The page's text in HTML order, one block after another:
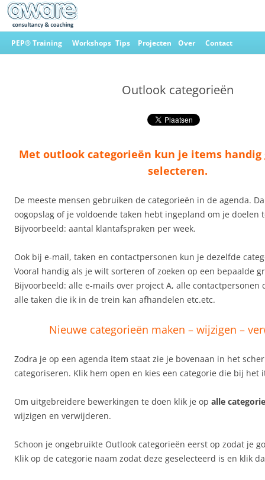
Ga
naar
PEP® Training Workshops Tips Projecten Over Contact
Outlook categorieën
Met outlook categorieën kun je items handig
selecteren.
De meeste mensen gebruiken de categorieën in de agenda.
oogopslag of je voldoende taken hebt ingepland om je doelen
Bijvoorbeeld: aantal klantafspraken per week.
Ook bij e-mail, taken en contactpersonen kun je dezelfde
Vooral handig als je wilt sorteren of zoeken op een bepaalde
Bijvoorbeeld: alle e-mails over project A, alle contactpersonen
alle taken die ik in de trein kan afhandelen etc.etc.
Nieuwe categorieën maken – wijzigen –
Zodra je op een agenda item staat zie je bovenaan in het
categoriseren. Klik hem open en kies een categorie die bij het
Om uitgebreidere bewerkingen te doen klik je op alle
wijzigen en verwijderen.
Schoon je ongebruikte Outlook categorieën eerst op zodat je
Klik op de categorie naam zodat deze geselecteerd is en klik